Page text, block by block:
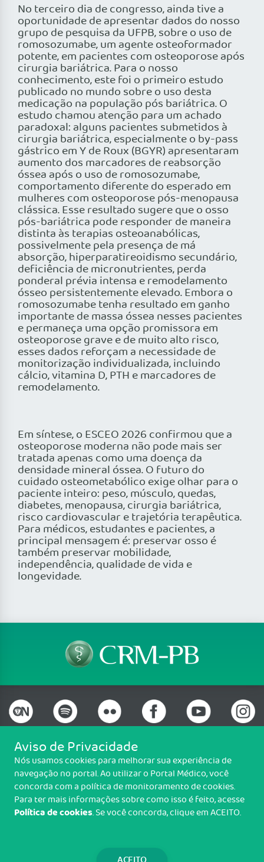
No terceiro dia de congresso, ainda tive a
oportunidade de apresentar dados do nosso
grupo de pesquisa da UFPB, sobre o uso de
romosozumabe, um agente osteoformador
potente, em pacientes com osteoporose após
cirurgia bariátrica. Para o nosso
conhecimento, este foi o primeiro estudo
publicado no mundo sobre o uso desta
medicação na população pós bariátrica. O
estudo chamou atenção para um achado
paradoxal: alguns pacientes submetidos à
cirurgia bariátrica, especialmente o by-pass
gástrico em Y de Roux (BGYR) apresentaram
aumento dos marcadores de reabsorção
óssea após o uso de romosozumabe,
comportamento diferente do esperado em
mulheres com osteoporose pós-menopausa
clássica. Esse resultado sugere que o osso
pós-bariátrica pode responder de maneira
distinta às terapias osteoanabólicas,
possivelmente pela presença de má
absorção, hiperparatireoidismo secundário,
deficiência de micronutrientes, perda
ponderal prévia intensa e remodelamento
ósseo persistentemente elevado. Embora o
romosozumabe tenha resultado em ganho
importante de massa óssea nesses pacientes
e permaneça uma opção promissora em
osteoporose grave e de muito alto risco,
esses dados reforçam a necessidade de
monitorização individualizada, incluindo
cálcio, vitamina D, PTH e marcadores de
remodelamento.
Em síntese, o ESCEO 2026 confirmou que a
osteoporose moderna não pode mais ser
tratada apenas como uma doença da
densidade mineral óssea. O futuro do
cuidado osteometabólico exige olhar para o
paciente inteiro: peso, músculo, quedas,
diabetes, menopausa, cirurgia bariátrica,
risco cardiovascular e trajetória terapêutica.
Para médicos, estudantes e pacientes, a
principal mensagem é: preservar osso é
também preservar mobilidade,
independência, qualidade de vida e
longevidade.
Telefone: (83) 3690-0707
Email: protocolo@crmpb.org.br
Av. Dom Pedro II, 1335, Torre, João Pessoa/PB - CEP: 58040-440
Copyright CRM-PB. Todos os direitos reservados.
Aviso de Privacidade
Nós usamos cookies para melhorar sua experiência de
navegação no portal. Ao utilizar o Portal Médico, você
concorda com a política de monitoramento de cookies.
Para ter mais informações sobre como isso é feito, acesse
Política de cookies. Se você concorda, clique em ACEITO.